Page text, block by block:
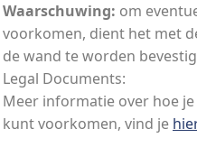
Waarschuwing: om
voorkomen, dient het met
de wand te worden
Legal Documents:
Meer informatie over hoe
kunt voorkomen, vind je